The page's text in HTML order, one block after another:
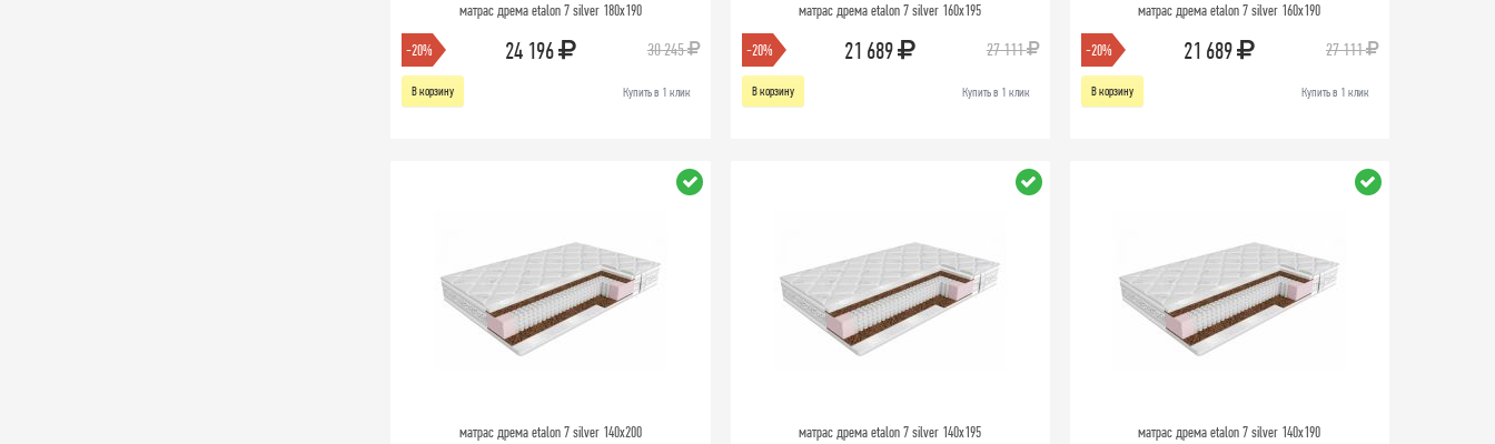
матрас дрема etalon 7 silver 180х190
-20% 24 196 30 245
В корзину Купить в 1 клик
матрас дрема etalon 7 silver 160х195
-20% 21 689 27 111
В корзину Купить в 1 клик
матрас дрема etalon 7 silver 160х190
-20% 21 689 27 111
В корзину Купить в 1 клик
матрас дрема etalon 7 silver 140х200 матрас дрема etalon 7 silver 140х195 матрас дрема etalon 7 silver 140х190